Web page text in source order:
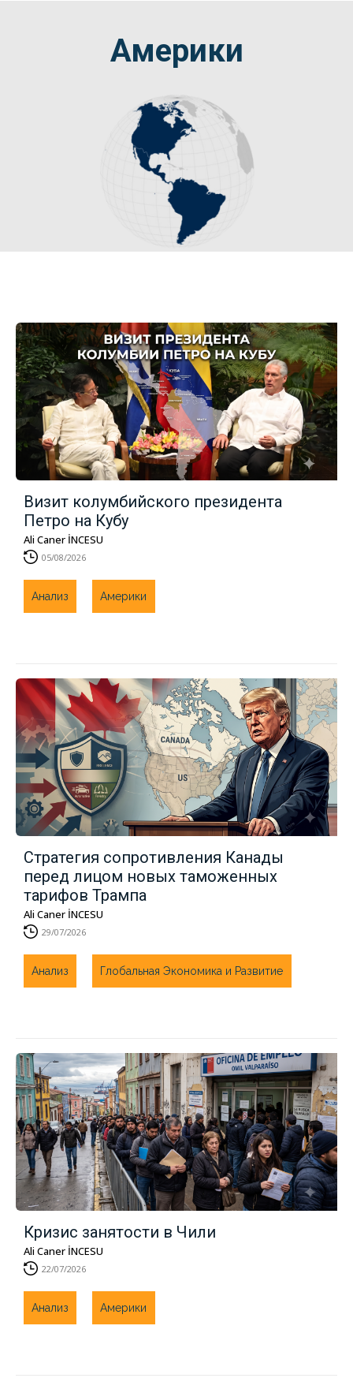
Америки
Визит колумбийского президента
Петро на Кубу
Ali Caner İNCESU
05/08/2026
Анализ Америки
Стратегия сопротивления Канады
перед лицом новых таможенных
тарифов Трампа
Ali Caner İNCESU
29/07/2026
Анализ Глобальная Экономика и Развитие
Кризис занятости в Чили
Ali Caner İNCESU
22/07/2026
Анализ Америки